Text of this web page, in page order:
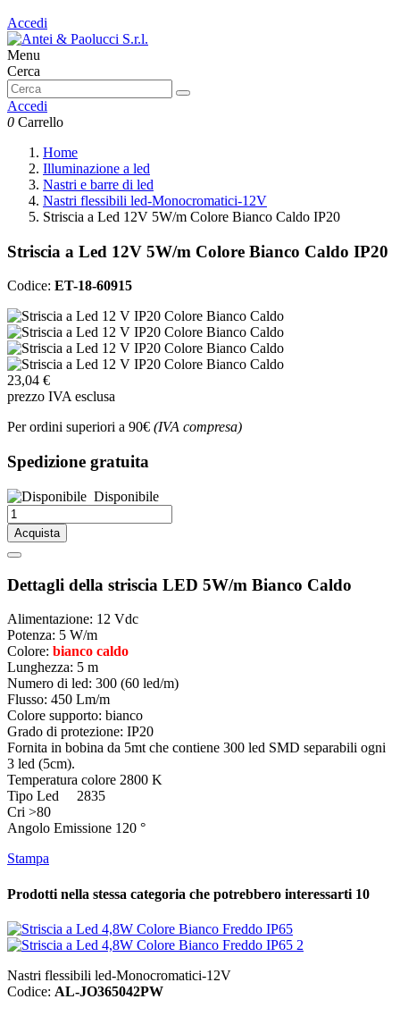
Accedi
Menu
Cerca
Accedi
0 Carrello
Home
Illuminazione a led
Nastri e barre di led
Nastri flessibili led-Monocromatici-12V
Striscia a Led 12V 5W/m Colore Bianco Caldo IP20
Striscia a Led 12V 5W/m Colore Bianco Caldo IP20
Codice: ET-18-60915
23,04 €
prezzo IVA esclusa
Per ordini superiori a 90€ (IVA compresa)
Spedizione gratuita
Disponibile
Acquista
Dettagli della striscia LED 5W/m Bianco Caldo
Alimentazione: 12 Vdc
Potenza: 5 W/m
Colore: bianco caldo
Lunghezza: 5 m
Numero di led: 300 (60 led/m)
Flusso: 450 Lm/m
Colore supporto: bianco
Grado di protezione: IP20
Fornita in bobina da 5mt che contiene 300 led SMD separabili ogni
3 led (5cm).
Temperatura colore 2800 K
Tipo Led 2835
Cri >80
Angolo Emissione 120 °
Stampa
Prodotti nella stessa categoria che potrebbero interessarti 10
Nastri flessibili led-Monocromatici-12V
Codice: AL-JO365042PW